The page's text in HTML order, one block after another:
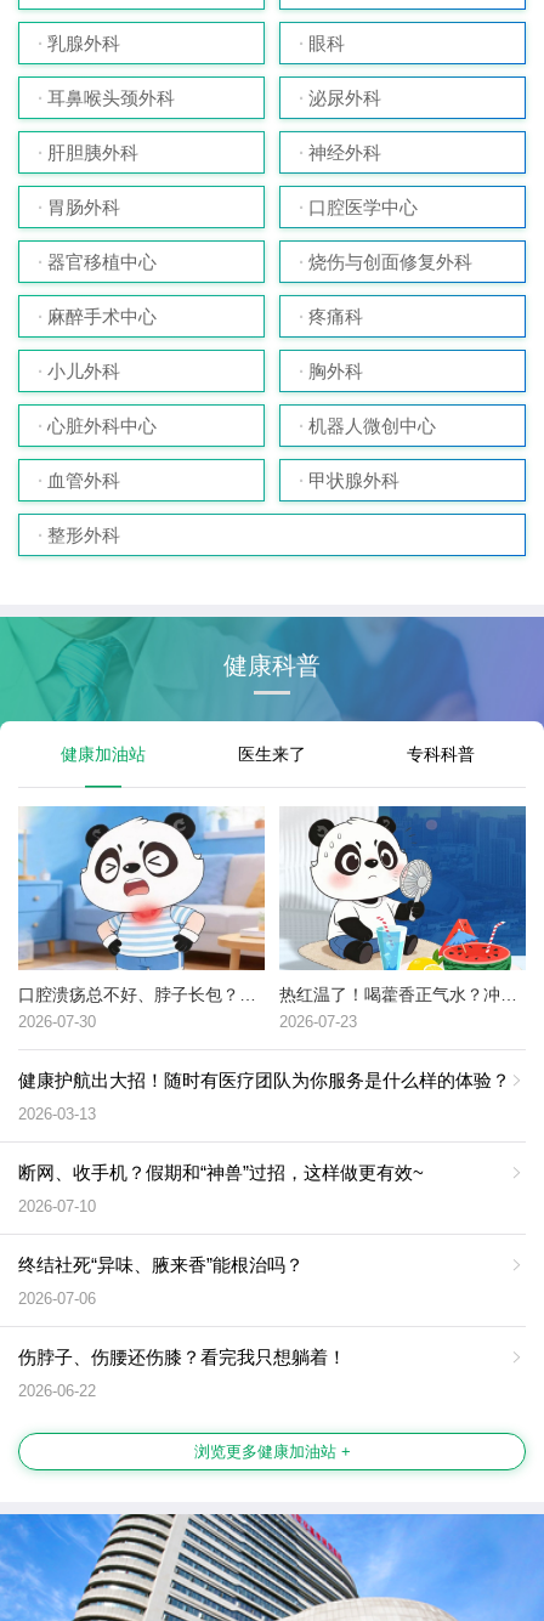
乳腺外科 眼科
耳鼻喉头颈外科 泌尿外科
肝胆胰外科 神经外科
胃肠外科 口腔医学中心
器官移植中心 烧伤与创面修复外科
麻醉手术中心 疼痛科
小儿外科 胸外科
心脏外科中心 机器人微创中心
血管外科 甲状腺外科
整形外科
健康科普
健康加油站 医生来了 专科科普
2026-07-30 2026-07-23
健康护航出大招！随时有医疗团队为你服务是什么样的体验？
2026-03-13
断网、收手机？假期和“神兽”过招，这样做更有效~
2026-07-10
终结社死“异味、腋来香”能根治吗？
2026-07-06
伤脖子、伤腰还伤膝？看完我只想躺着！
2026-06-22
浏览更多健康加油站 +